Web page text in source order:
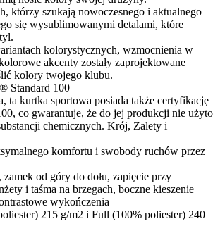
którzy szukają nowoczesnego i aktualnego
się wysublimowanymi detalami, które
kolorystycznych, wzmocnienia w
akcenty zostały zaprojektowane
kolory twojego klubu.
Standard 100
ta kurtka sportowa posiada także certyfikację
co gwarantuje, że do jej produkcji nie użyto
chemicznych. Krój, Zalety i
komfortu i swobody ruchów przez
od góry do dołu, zapięcie przy
i taśma na brzegach, boczne kieszenie
wykończenia
215 g/m2 i Full (100% poliester) 240